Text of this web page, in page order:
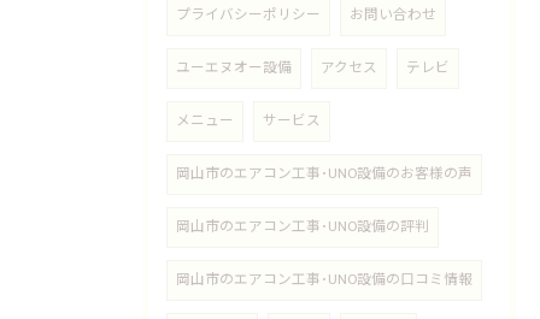
プライバシーポリシー お問い合わせ
ユーエヌオー設備 アクセス テレビ
メニュー サービス
岡山市のエアコン工事･UNO設備のお客様の声
岡山市のエアコン工事･UNO設備の評判
岡山市のエアコン工事･UNO設備の口コミ情報